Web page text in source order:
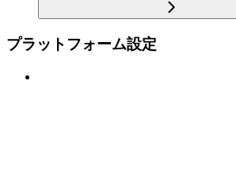
プラットフォーム設定